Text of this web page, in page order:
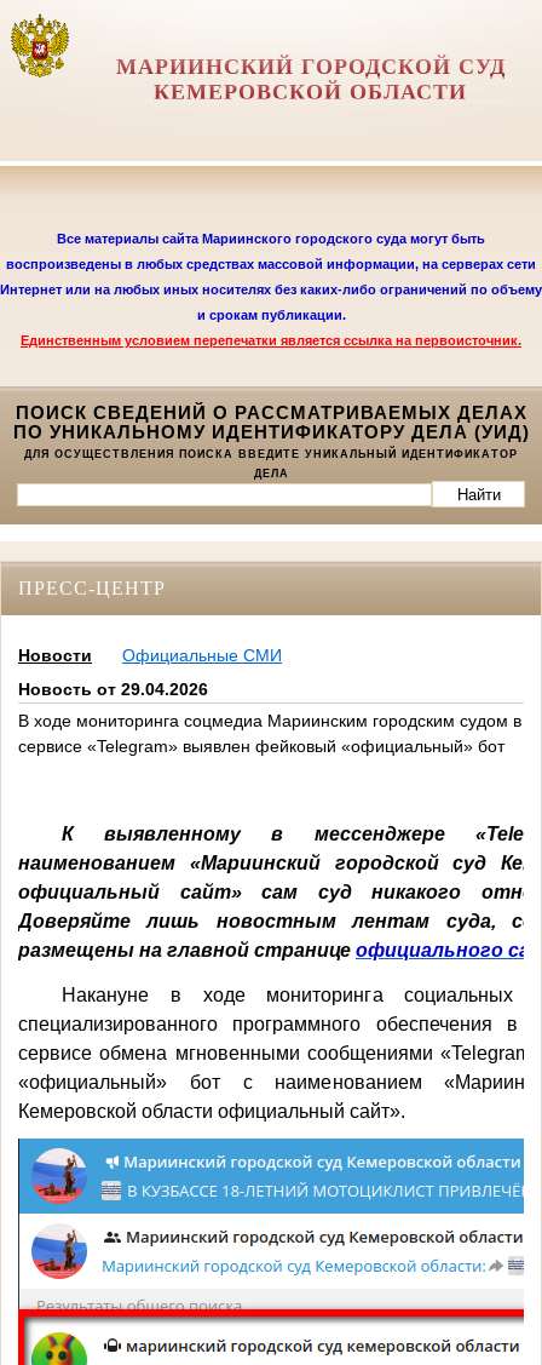
МАРИИНСКИЙ ГОРОДСКОЙ СУД
КЕМЕРОВСКОЙ ОБЛАСТИ
Все материалы сайта Мариинского городского суда могут быть
воспроизведены в любых средствах массовой информации, на серверах сети
Интернет или на любых иных носителях без каких-либо ограничений по объему
и срокам публикации.
Единственным условием перепечатки является ссылка на первоисточник.
ПОИСК СВЕДЕНИЙ О РАССМАТРИВАЕМЫХ ДЕЛАХ
ПО УНИКАЛЬНОМУ ИДЕНТИФИКАТОРУ ДЕЛА (УИД)
ДЛЯ ОСУЩЕСТВЛЕНИЯ ПОИСКА ВВЕДИТЕ УНИКАЛЬНЫЙ ИДЕНТИФИКАТОР
ДЕЛА
ПРЕСС-ЦЕНТР
Новости
Официальные СМИ
Новость от 29.04.2026
В ходе мониторинга соцмедиа Мариинским городским судом в
сервисе «Telegram» выявлен фейковый «официальный» бот
К выявленному в мессенджере
наименованием «Мариинский городской суд
официальный сайт» сам суд никакого
Доверяйте лишь новостным лентам суда,
размещены на главной странице официального
Накануне в ходе мониторинга социальных
специализированного программного обеспечения в
сервисе обмена мгновенными сообщениями
«официальный» бот с наименованием
Кемеровской области официальный сайт».